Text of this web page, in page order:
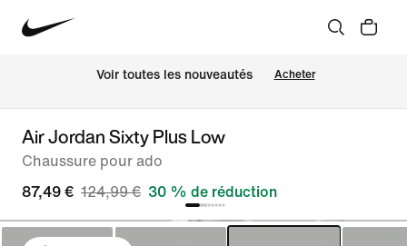
Voir toutes les nouveautés Acheter
Air Jordan Sixty Plus Low
Chaussure pour ado
87,49 € 124,99 € 30 % de réduction